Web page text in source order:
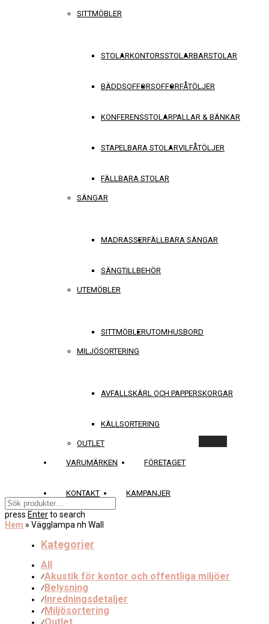
SITTMÖBLER
STOLARKONTORSSTOLARBARSTOLAR
BÄDDSOFFORSOFFORFÅTÖLJER
KONFERENSSTOLARPALLAR & BÄNKAR
STAPELBARA STOLARVILFÅTÖLJER
FÄLLBARA STOLAR
SÄNGAR
MADRASSERFÄLLBARA SÄNGAR
SÄNGTILLBEHÖR
UTEMÖBLER
SITTMÖBLERUTOMHUSBORD
MILJÖSORTERING
AVFALLSKÄRL OCH PAPPERSKORGAR
KÄLLSORTERING
OUTLET
VARUMÄRKEN FÖRETAGET
KONTAKT KAMPANJER
press Enterto search
Hem » Vägglampa nh Wall
Kategorier
All
⁄Akustik för kontor och offentliga miljöer
⁄Belysning
⁄Inredningsdetaljer
⁄Miljösortering